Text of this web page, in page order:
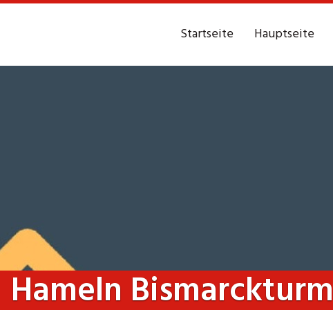
Startseite Hauptseite
Hameln Bismarckturm